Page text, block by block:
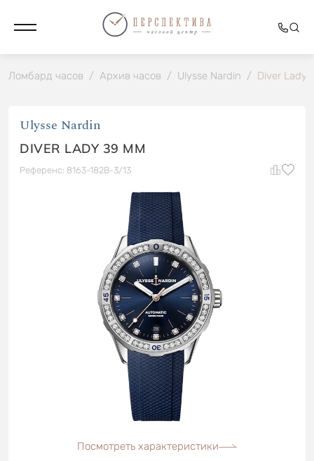
Ломбард часов / Архив часов / Ulysse Nardin / Diver Lady
Ulysse Nardin
DIVER LADY 39 MM
Референс: 8163-182B-3/13
Посмотреть характеристики